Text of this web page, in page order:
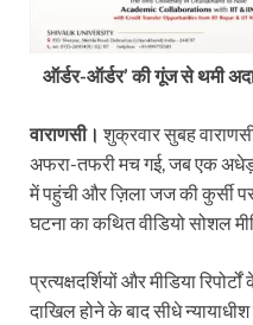
ऑर्डर-ऑर्डर’ की गूंज से थमी
वाराणसी। शुक्रवार सुबह
अफरा-तफरी मच गई, जब एक
में पहुंची और ज़िला जज की कुर्सी
घटना का कथित वीडियो सोशल
प्रत्यक्षदर्शियों और मीडिया
दाखिल होने के बाद सीधे